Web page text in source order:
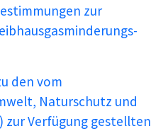
zur
den vom
Naturschutz und
zur Verfügung gestellten